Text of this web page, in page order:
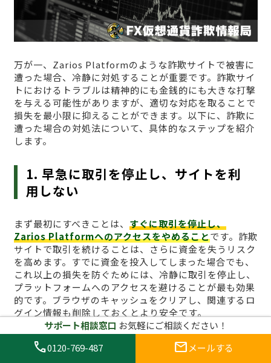
万が一、Zarios Platformのような詐欺サイトで被害に
遭った場合、冷静に対処することが重要です。詐欺サイ
トにおけるトラブルは精神的にも金銭的にも大きな打撃
を与える可能性がありますが、適切な対応を取ることで
損失を最小限に抑えることができます。以下に、詐欺に
遭った場合の対処法について、具体的なステップを紹介
します。
1. 早急に取引を停止し、サイトを利
用しない
まず最初にすべきことは、 すぐに取引を停止し、
Zarios Platformへのアクセスをやめることです。詐欺
サイトで取引を続けることは、さらに資金を失うリスク
を高めます。すでに資金を投入してしまった場合でも、
これ以上の損失を防ぐためには、冷静に取引を停止し、
プラットフォームへのアクセスを避けることが最も効果
的です。ブラウザのキャッシュをクリアし、関連するロ
グイン情報も削除しておくとより安全です。
2. 証拠を集める
サポート相談窓口 お気軽にご相談ください！
call0120-769-487 mail メールする